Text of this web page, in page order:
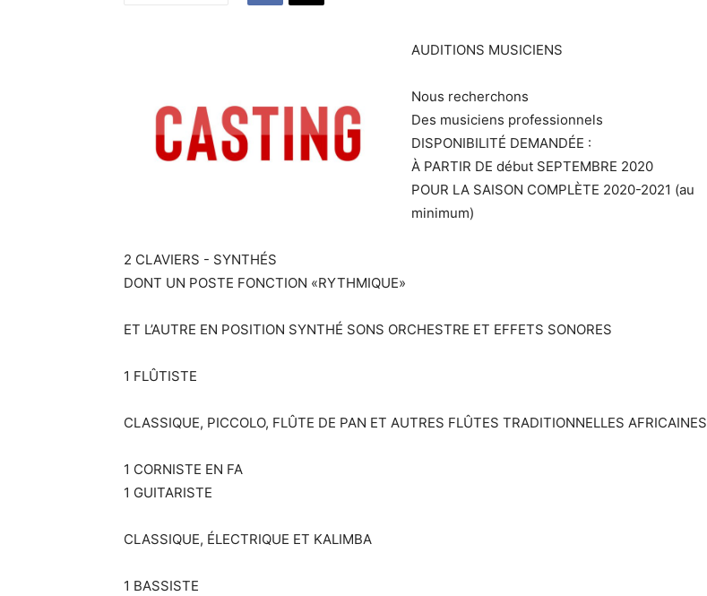
AUDITIONS MUSICIENS
Nous recherchons
Des musiciens professionnels
DISPONIBILITÉ DEMANDÉE :
À PARTIR DE début SEPTEMBRE 2020
POUR LA SAISON COMPLÈTE 2020-2021 (au
minimum)
2 CLAVIERS - SYNTHÉS
DONT UN POSTE FONCTION «RYTHMIQUE»
ET L’AUTRE EN POSITION SYNTHÉ SONS ORCHESTRE ET EFFETS SONORES
1 FLÛTISTE
CLASSIQUE, PICCOLO, FLÛTE DE PAN ET AUTRES FLÛTES TRADITIONNELLES AFRICAINES
1 CORNISTE EN FA
1 GUITARISTE
CLASSIQUE, ÉLECTRIQUE ET KALIMBA
1 BASSISTE